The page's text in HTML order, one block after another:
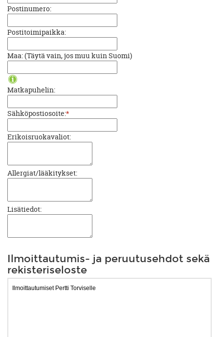
Postinumero:
Postitoimipaikka:
Maa: (Täytä vain, jos muu kuin Suomi)
Matkapuhelin:
Sähköpostiosoite:*
Erikoisruokavaliot:
Allergiat/lääkitykset:
Lisätiedot:
Ilmoittautumis- ja peruutusehdot sekä
rekisteriseloste